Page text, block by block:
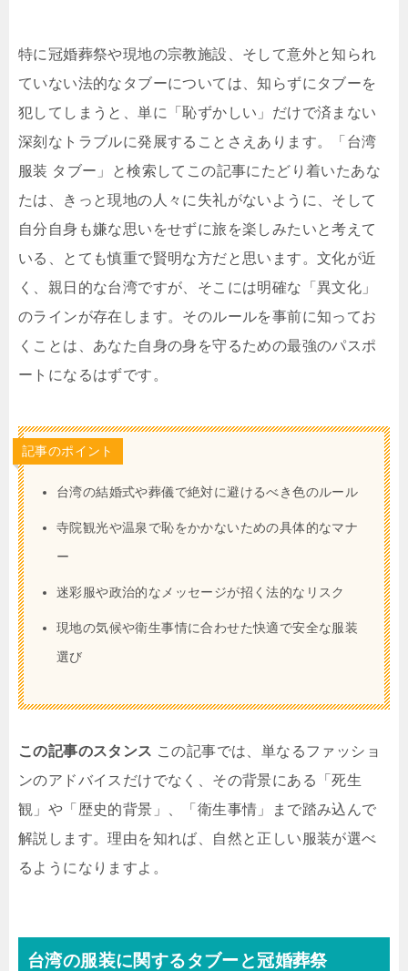
特に冠婚葬祭や現地の宗教施設、そして意外と知られ
ていない法的なタブーについては、知らずにタブーを
犯してしまうと、単に「恥ずかしい」だけで済まない
深刻なトラブルに発展することさえあります。「台湾
服装 タブー」と検索してこの記事にたどり着いたあな
たは、きっと現地の人々に失礼がないように、そして
自分自身も嫌な思いをせずに旅を楽しみたいと考えて
いる、とても慎重で賢明な方だと思います。文化が近
く、親日的な台湾ですが、そこには明確な「異文化」
のラインが存在します。そのルールを事前に知ってお
くことは、あなた自身の身を守るための最強のパスポ
ートになるはずです。
記事のポイント
台湾の結婚式や葬儀で絶対に避けるべき色のルール
寺院観光や温泉で恥をかかないための具体的なマナ
ー
迷彩服や政治的なメッセージが招く法的なリスク
現地の気候や衛生事情に合わせた快適で安全な服装
選び
この記事のスタンス この記事では、単なるファッショ
ンのアドバイスだけでなく、その背景にある「死生
観」や「歴史的背景」、「衛生事情」まで踏み込んで
解説します。理由を知れば、自然と正しい服装が選べ
るようになりますよ。
台湾の服装に関するタブーと冠婚葬祭